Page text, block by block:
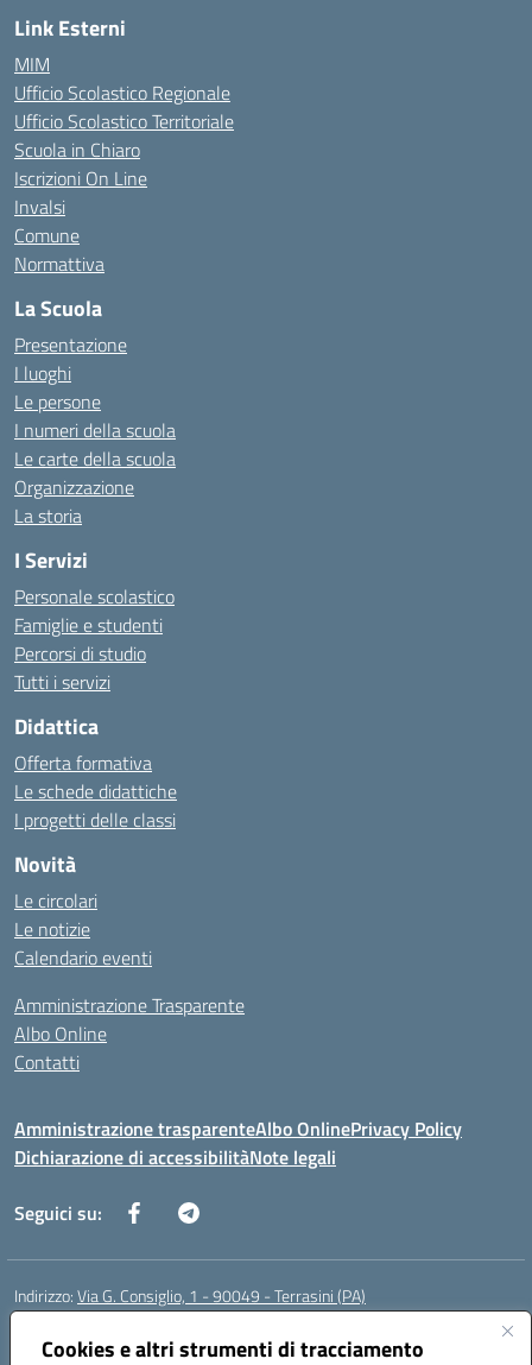
Cookies e altri strumenti di tracciamento
Link Esterni
MIM
Ufficio Scolastico Regionale
Ufficio Scolastico Territoriale
Scuola in Chiaro
Iscrizioni On Line
Invalsi
Comune
Normattiva
La Scuola
Presentazione
I luoghi
Le persone
I numeri della scuola
Le carte della scuola
Organizzazione
La storia
I Servizi
Personale scolastico
Famiglie e studenti
Percorsi di studio
Tutti i servizi
Didattica
Offerta formativa
Le schede didattiche
I progetti delle classi
Novità
Le circolari
Le notizie
Calendario eventi
Amministrazione Trasparente
Albo Online
Contatti
Amministrazione trasparenteAlbo OnlinePrivacy Policy
Dichiarazione di accessibilitàNote legali
Seguici su:
Indirizzo:Via G. Consiglio, 1 - 90049 - Terrasini (PA)
Centralino:
Posta elettronica certificata (PEC):paic88700d@pec.istruzione.it